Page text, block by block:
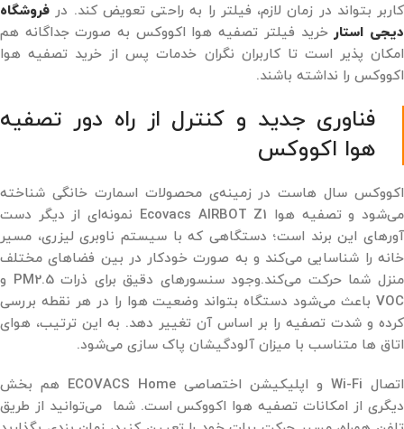
کاربر بتواند در زمان لازم، فیلتر را به ‌راحتی تعویض کند. در فروشگاه
دیجی استارخرید فیلتر تصفیه هوا اکووکس به ‌صورت جداگانه هم
امکان ‌پذیر است تا کاربران نگران خدمات پس از خرید تصفیه هوا
اکووکس را نداشته باشند.
فناوری جدید و کنترل از راه دور تصفیه
هوا اکووکس
اکووکس سال‌ هاست در زمینه‌ی محصولات اسمارت خانگی شناخته
می‌شود و تصفیه هوا Ecovacs AIRBOT Z1 نمونه‌ای از دیگر دست
آورهای این برند است؛ دستگاهی که با سیستم ناوبری لیزری، مسیر
خانه را شناسایی می‌کند و به ‌صورت خودکار در بین فضاهای مختلف
منزل شما حرکت می‌کند.وجود سنسورهای دقیق برای ذرات PM2.5 و
VOC باعث می‌شود دستگاه بتواند وضعیت هوا را در هر نقطه بررسی
کرده و شدت تصفیه را بر اساس آن تغییر دهد. به ‌این‌ ترتیب، هوای
اتاق ‌ها متناسب با میزان آلودگیشان پاک ‌سازی می‌شود.
اتصال Wi-Fi و اپلیکیشن اختصاصی ECOVACS Home هم بخش
دیگری از امکانات تصفیه هوا اکووکس است. شما می‌توانید از طریق